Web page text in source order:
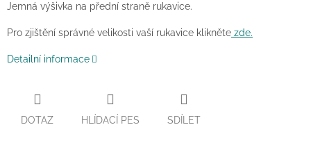
Jemná výšivka na přední straně rukavice.
Pro zjištění správné velikosti vaší rukavice klikněte zde.
Detailní informace
DOTAZ HLÍDACÍ PES SDÍLET